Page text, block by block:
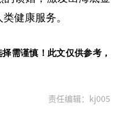
健康服务。
需谨慎！此文仅供参考，
责任编辑：kj005